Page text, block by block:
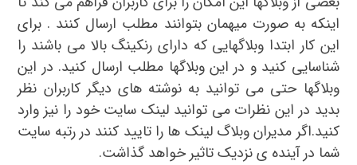
اینکه به صورت میهمان بتوانند مطلب ارسال کنند . برای
این کار ابتدا وبلاگهایی که دارای رنکینگ بالا می باشند را
شناسایی کنید و در این وبلاگها مطلب ارسال کنید. در این
وبلاگها حتی می توانید به نوشته های دیگر کاربران نظر
بدید در این نظرات می توانید لینک سایت خود را نیز وارد
کنید.اگر مدیران وبلاگ لینک ها را تایید کنند در رتبه سایت
شما در آینده ی نزدیک تاثیر خواهد گذاشت.